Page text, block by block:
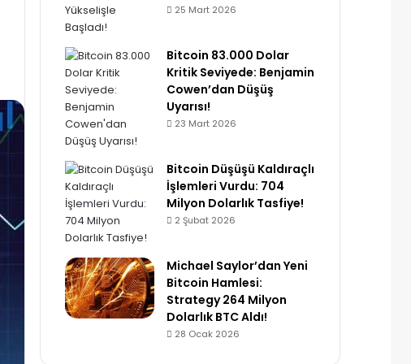
25 Mart 2026
Bitcoin 83.000 Dolar
Kritik Seviyede: Benjamin
Cowen’dan Düşüş
Uyarısı!
23 Mart 2026
Bitcoin Düşüşü Kaldıraçlı
İşlemleri Vurdu: 704
Milyon Dolarlık Tasfiye!
2 Şubat 2026
Michael Saylor’dan Yeni
Bitcoin Hamlesi:
Strategy 264 Milyon
Dolarlık BTC Aldı!
28 Ocak 2026